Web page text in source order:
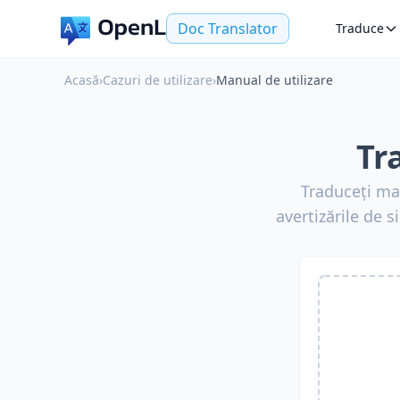
Doc Translator Traduce
Acasă›Cazuri de utilizare›Manual de utilizare
Traduceți
avertizările de